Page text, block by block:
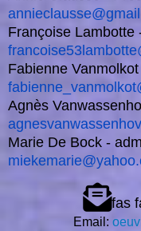
Françoise Lambotte
Fabienne
Agnès
Marie De Bock -
fas
Email: